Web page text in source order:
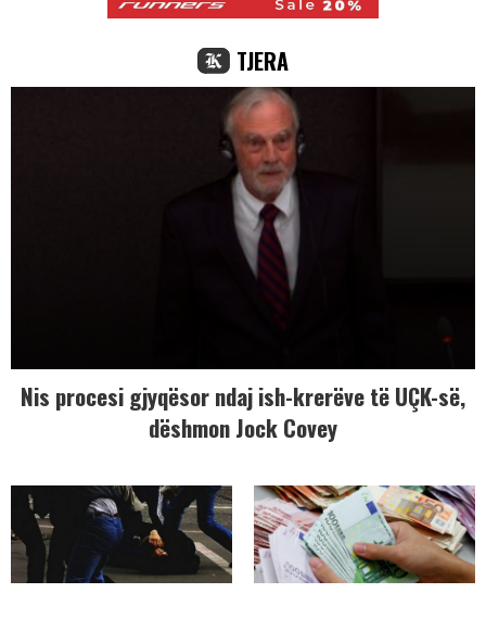
TJERA
Nis procesi gjyqësor ndaj ish-krerëve të UÇK-së,
dëshmon Jock Covey